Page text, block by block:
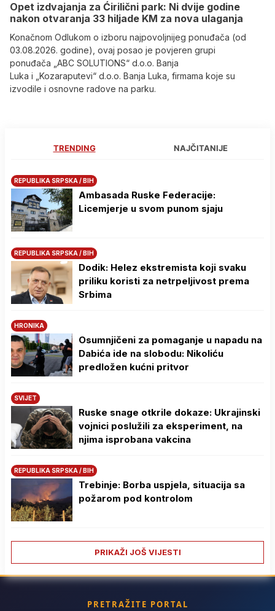
Opet izdvajanja za Ćirilični park: Ni dvije godine
nakon otvaranja 33 hiljade KM za nova ulaganja
Konačnom Odlukom o izboru najpovoljnijeg ponuđača (od
03.08.2026. godine), ovaj posao je povjeren grupi
ponuđača „ABC SOLUTIONS“ d.o.o. Banja
Luka i „Kozaraputevi“ d.o.o. Banja Luka, firmama koje su
izvodile i osnovne radove na parku.
TRENDING NAJČITANIJE
REPUBLIKA SRPSKA / BIH
Ambasada Ruske Federacije:
Licemjerje u svom punom sjaju
REPUBLIKA SRPSKA / BIH
Dodik: Helez ekstremista koji svaku
priliku koristi za netrpeljivost prema
Srbima
HRONIKA
Osumnjičeni za pomaganje u napadu na
Dabića ide na slobodu: Nikoliću
predložen kućni pritvor
SVIJET
Ruske snage otkrile dokaze: Ukrajinski
vojnici poslužili za eksperiment, na
njima isprobana vakcina
REPUBLIKA SRPSKA / BIH
Trebinje: Borba uspjela, situacija sa
požarom pod kontrolom
PRIKAŽI JOŠ VIJESTI
PRETRAŽITE PORTAL